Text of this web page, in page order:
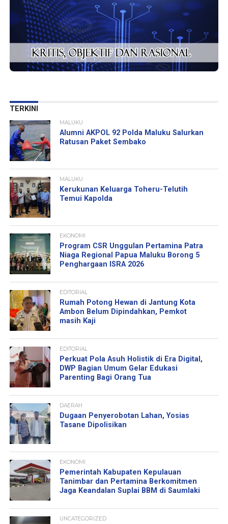
TERKINI
MALUKU
Alumni AKPOL 92 Polda Maluku Salurkan
Ratusan Paket Sembako
MALUKU
Kerukunan Keluarga Toheru-Telutih
Temui Kapolda
EKONOMI
Program CSR Unggulan Pertamina Patra
Niaga Regional Papua Maluku Borong 5
Penghargaan ISRA 2026
EDITORIAL
Rumah Potong Hewan di Jantung Kota
Ambon Belum Dipindahkan, Pemkot
masih Kaji
EDITORIAL
Perkuat Pola Asuh Holistik di Era Digital,
DWP Bagian Umum Gelar Edukasi
Parenting Bagi Orang Tua
DAERAH
Dugaan Penyerobotan Lahan, Yosias
Tasane Dipolisikan
EKONOMI
Pemerintah Kabupaten Kepulauan
Tanimbar dan Pertamina Berkomitmen
Jaga Keandalan Suplai BBM di Saumlaki
UNCATEGORIZED